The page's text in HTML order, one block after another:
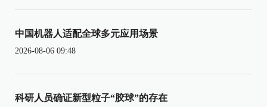
中国机器人适配全球多元应用场景
2026-08-06 09:48
科研人员确证新型粒子“胶球”的存在